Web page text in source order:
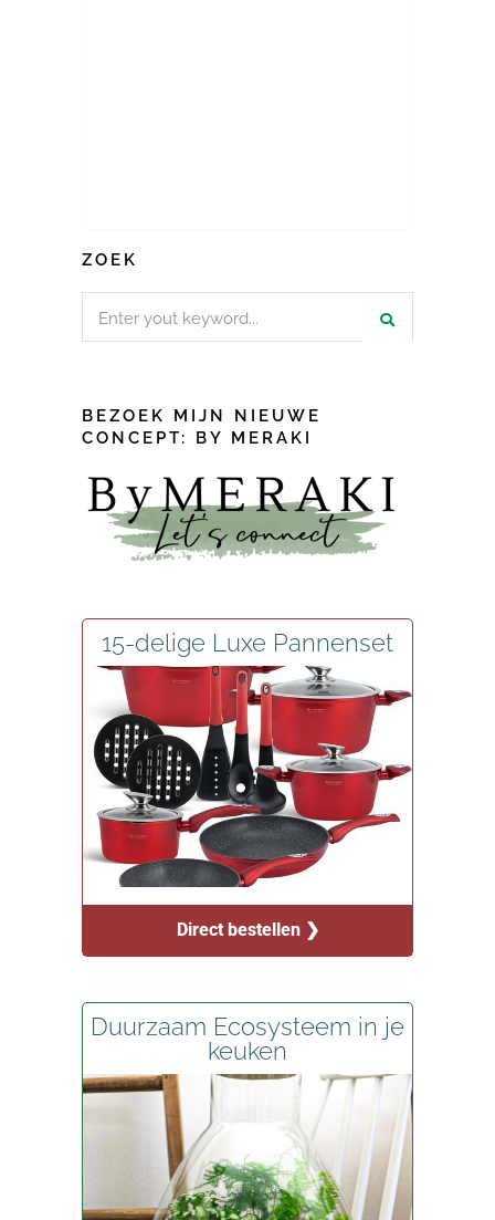
ZOEK
BEZOEK MIJN NIEUWE
CONCEPT: BY MERAKI
15-delige Luxe Pannenset
Direct bestellen ❯
Duurzaam Ecosysteem in je
keuken